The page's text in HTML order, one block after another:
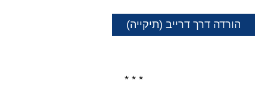
הורדה דרך דרייב (תיקייה)
* * *